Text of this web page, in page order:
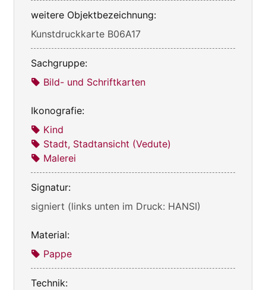
weitere Objektbezeichnung:
Kunstdruckkarte B06A17
Sachgruppe:
Bild- und Schriftkarten
Ikonografie:
Kind
Stadt, Stadtansicht (Vedute)
Malerei
Signatur:
signiert (links unten im Druck: HANSI)
Material:
Pappe
Technik: